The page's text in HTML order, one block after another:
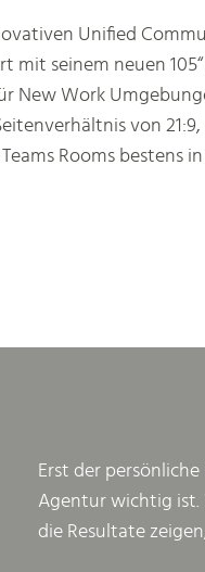
Unified
mit seinem neuen
New Work
von
Rooms bestens
Erst der
Agentur wichtig ist.
die Resultate